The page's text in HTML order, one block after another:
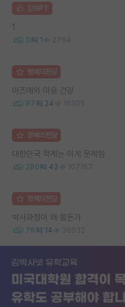
김GPT
1
0 1 2764
명예의전당
아즈매와 마음 건강
87 24 16305
명예의전당
대한민국 학계는 이게 문제임
280 43 107167
명예의전당
박사과정이 왜 힘든가
78 14 38032